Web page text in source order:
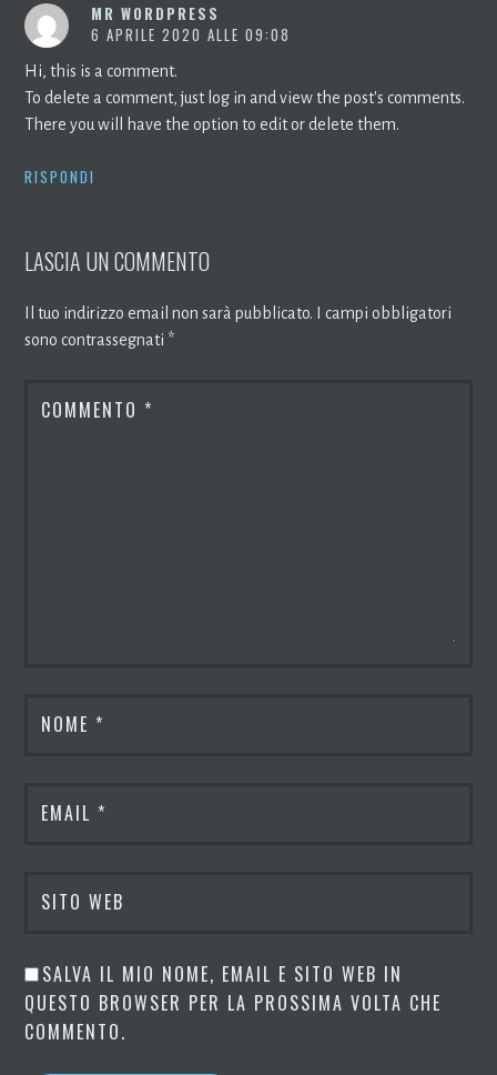
MR WORDPRESS
6 APRILE 2020 ALLE 09:08
Hi, this is a comment.
To delete a comment, just log in and view the post's comments.
There you will have the option to edit or delete them.
RISPONDI
LASCIA UN COMMENTO
Il tuo indirizzo email non sarà pubblicato.
I campi obbligatori
sono contrassegnati *
COMMENTO *
NOME *
EMAIL *
SITO WEB
SALVA IL MIO NOME, EMAIL E SITO WEB IN
QUESTO BROWSER PER LA PROSSIMA VOLTA CHE
COMMENTO.